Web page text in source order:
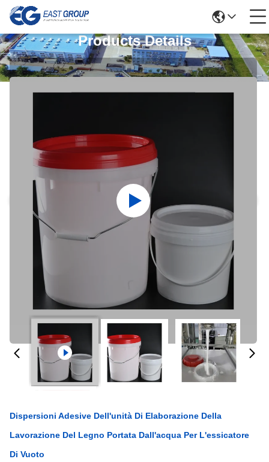
Products Details
Dispersioni Adesive Dell'unità Di Elaborazione Della
Lavorazione Del Legno Portata Dall'acqua Per L'essicatore
Di Vuoto